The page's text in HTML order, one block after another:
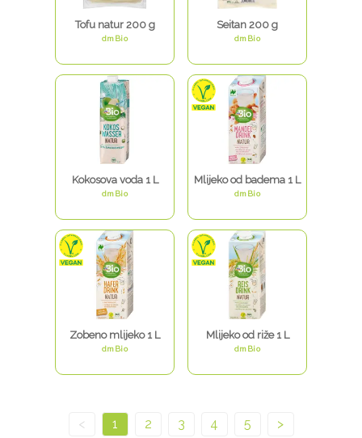
Tofu natur 200 g
dmBio
Seitan 200 g
dmBio
Kokosova voda 1 L
dmBio
Mlijeko od badema 1 L
dmBio
Zobeno mlijeko 1 L
dmBio
Mlijeko od riže 1 L
dmBio
< 1 2 3 4 5 >